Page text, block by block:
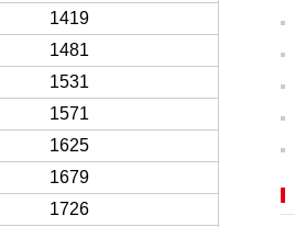
1419
1481
1531
1571
1625
1679
1726